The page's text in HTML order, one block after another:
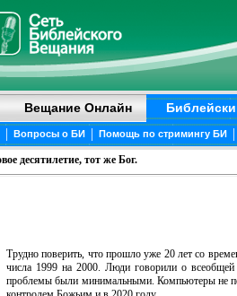
Вещание Онлайн
| Вопросы о БИ | Помощь по стримингу БИ |
десятилетие, тот же Бог.
Трудно поверить, что прошло уже 20 лет со
числа 1999 на 2000. Люди говорили о всеобщей
проблемы были минимальными. Компьютеры не